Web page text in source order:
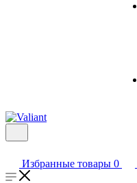
Избранные товары 0